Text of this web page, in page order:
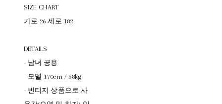
SIZE CHART
가로 26 세로 182
DETAILS
- 남녀 공용
- 모델 170cm / 58kg
- 빈티지 상품으로 사